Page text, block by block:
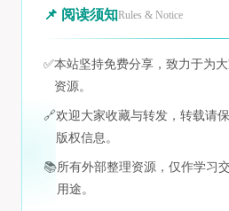
📌 阅读须知Rules & Notice
✅本站坚持免费分享，致力于为
资源。
🔗欢迎大家收藏与转发，转载请
版权信息。
📚所有外部整理资源，仅作学习
用途。